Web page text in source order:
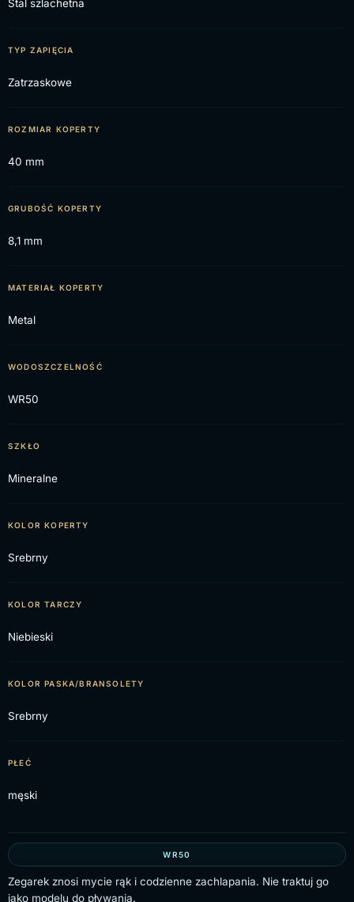
Stal szlachetna
TYP ZAPIĘCIA
Zatrzaskowe
ROZMIAR KOPERTY
40 mm
GRUBOŚĆ KOPERTY
8,1 mm
MATERIAŁ KOPERTY
Metal
WODOSZCZELNOŚĆ
WR50
SZKŁO
Mineralne
KOLOR KOPERTY
Srebrny
KOLOR TARCZY
Niebieski
KOLOR PASKA/BRANSOLETY
Srebrny
PŁEĆ
męski
WR50
Zegarek znosi mycie rąk i codzienne zachlapania. Nie traktuj go
jako modelu do pływania.